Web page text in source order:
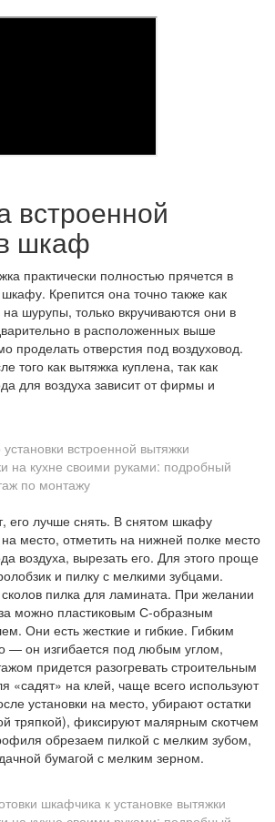
встроенной
шкаф
практически полностью прячется в
Крепится она точно также как
шурупы, только вкручиваются они в
в расположенных выше
проделать отверстия под воздуховод.
того как вытяжка куплена, так как
для воздуха зависит от фирмы и
встроенной вытяжки
его лучше снять. В снятом шкафу
на место, отметить на нижней полке место
воздуха, вырезать его. Для этого проще
и пилку с мелкими зубцами.
пилка для ламината. При желании
можно пластиковым С-образным
Они есть жесткие и гибкие. Гибким
— он изгибается под любым углом,
придется разогревать строительным
на клей, чаще всего используют
установки на место, убирают остатки
тряпкой), фиксируют малярным скотчем
обрезаем пилкой с мелким зубом,
бумагой с мелким зерном.
шкафчика к установке вытяжки